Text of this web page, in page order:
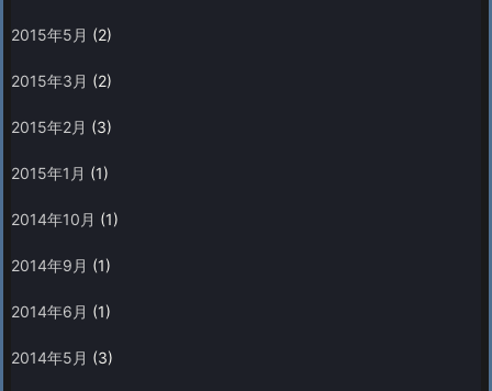
2015年5月 (2)
2015年3月 (2)
2015年2月 (3)
2015年1月 (1)
2014年10月 (1)
2014年9月 (1)
2014年6月 (1)
2014年5月 (3)